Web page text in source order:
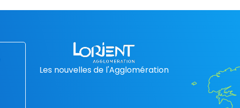
Les nouvelles de l'Agglomération